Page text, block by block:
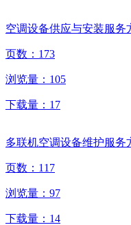
空调设备供应与安装服务
页数： 173
浏览量： 105
下载量： 17
多联机空调设备维护服务
页数： 117
浏览量： 97
下载量： 14